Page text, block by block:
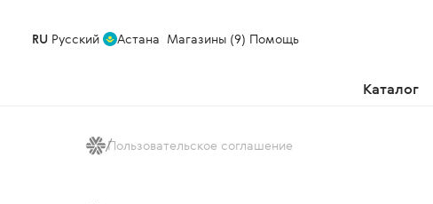
RU Русский Астана Магазины (9) Помощь
Каталог
Пользовательское соглашение